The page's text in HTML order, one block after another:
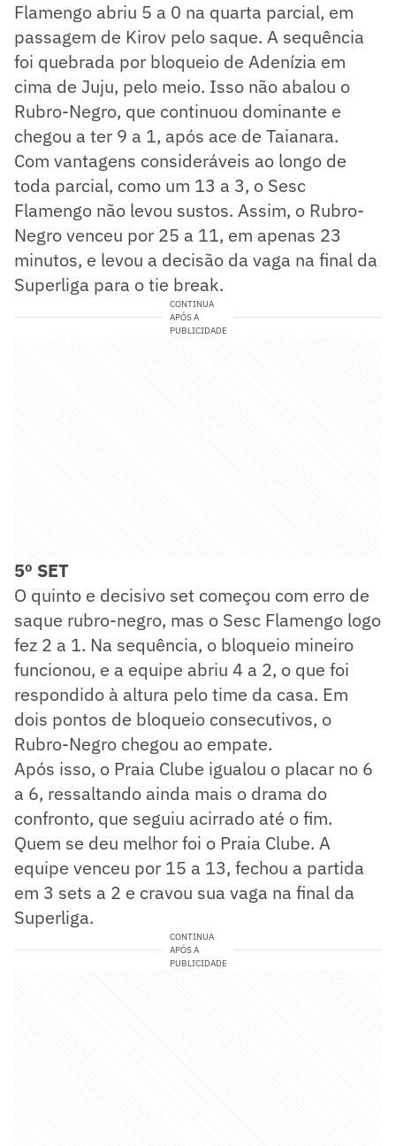
Flamengo abriu 5 a 0 na quarta parcial, em
passagem de Kirov pelo saque. A sequência
foi quebrada por bloqueio de Adenízia em
cima de Juju, pelo meio. Isso não abalou o
Rubro-Negro, que continuou dominante e
chegou a ter 9 a 1, após ace de Taianara.
Com vantagens consideráveis ao longo de
toda parcial, como um 13 a 3, o Sesc
Flamengo não levou sustos. Assim, o Rubro-
Negro venceu por 25 a 11, em apenas 23
minutos, e levou a decisão da vaga na final da
Superliga para o tie break.
CONTINUA
APÓS A
PUBLICIDADE
5º SET
O quinto e decisivo set começou com erro de
saque rubro-negro, mas o Sesc Flamengo logo
fez 2 a 1. Na sequência, o bloqueio mineiro
funcionou, e a equipe abriu 4 a 2, o que foi
respondido à altura pelo time da casa. Em
dois pontos de bloqueio consecutivos, o
Rubro-Negro chegou ao empate.
Após isso, o Praia Clube igualou o placar no 6
a 6, ressaltando ainda mais o drama do
confronto, que seguiu acirrado até o fim.
Quem se deu melhor foi o Praia Clube. A
equipe venceu por 15 a 13, fechou a partida
em 3 sets a 2 e cravou sua vaga na final da
Superliga.
CONTINUA
APÓS A
PUBLICIDADE